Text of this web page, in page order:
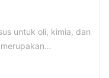
untuk oli, kimia, dan